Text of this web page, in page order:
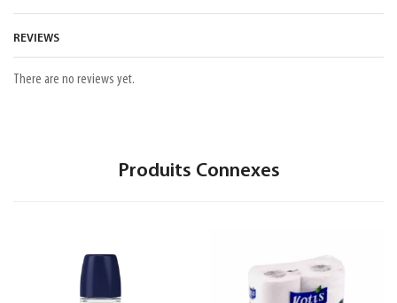
REVIEWS
There are no reviews yet.
Produits Connexes